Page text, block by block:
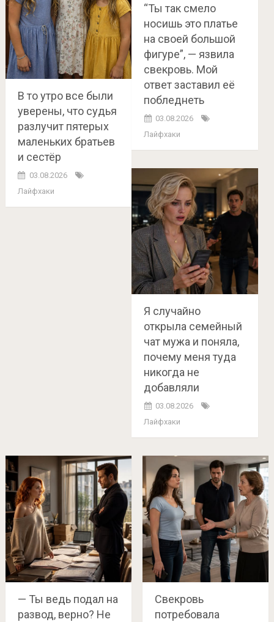
В то утро все были
уверены, что судья
разлучит пятерых
маленьких братьев
и сестёр
03.08.2026
Лайфхаки
“Ты так смело
носишь это платье
на своей большой
фигуре”, — язвила
свекровь. Мой
ответ заставил её
побледнеть
03.08.2026
Лайфхаки
Я случайно
открыла семейный
чат мужа и поняла,
почему меня туда
никогда не
добавляли
03.08.2026
Лайфхаки
— Ты ведь подал на
развод, верно? Не
Свекровь
потребовала